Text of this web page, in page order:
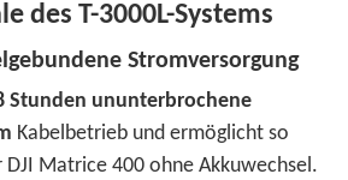
des T-3000L-Systems
Stromversorgung
Stunden ununterbrochene
Kabelbetrieb und ermöglicht so
DJI Matrice 400 ohne Akkuwechsel.